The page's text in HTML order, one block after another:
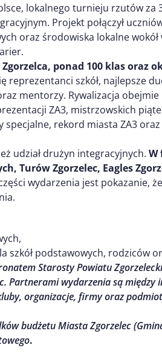
lokalnego turnieju rzutów za
Projekt połączył
oraz środowiska lokalne
ponad 100 klas oraz
reprezentanci szkół, najlepsze
mentorzy. Rywalizacja
ZA3, mistrzowskich
specjalne, rekord miasta ZA3
udział drużyn integracyjnych. W
Turów Zgorzelec, Eagles
wydarzenia jest pokazanie,
szkół podstawowych, rodziców
Starosty Powiatu
Partnerami wydarzenia są między
organizacje, firmy oraz
budżetu Miasta Zgorzelec
.